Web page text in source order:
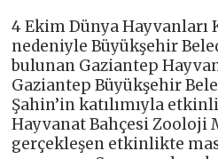
4 Ekim Dünya Hayvanları
nedeniyle Büyükşehir
bulunan Gaziantep
Gaziantep Büyükşehir
Şahin’in katılımıyla
Hayvanat Bahçesi Zooloji
gerçekleşen etkinlikte